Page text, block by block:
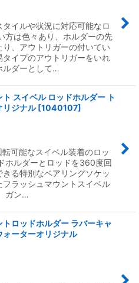
タイルや状況に対応可能なロ
方は色々あり、ホルダーの先
り、アウトリガーの付いてい
タイプのアウトリガーをいれ
ルダーとして…
スイベル ロッドホルダー ト
リジナル [1040107]
可能なスイベル装着のロッ
ホルダーとロッドを360度回
る特別なベアリングソケッ
フラッシュマウントスイベル
ガン…
ロッドホルダー ラバーキャ
ーターオリジナル